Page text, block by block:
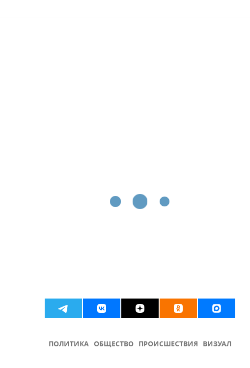
ПОЛИТИКА ОБЩЕСТВО ПРОИСШЕСТВИЯ ВИЗУАЛ